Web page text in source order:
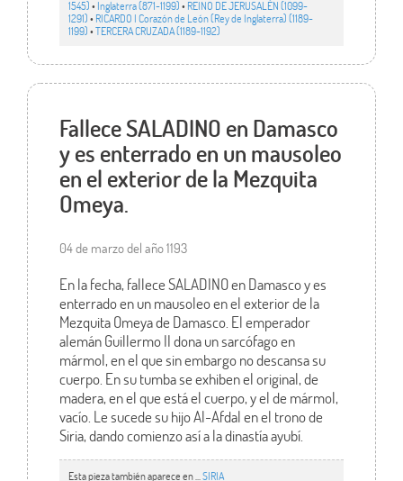
1545)• Inglaterra (871-1199)• REINO DE JERUSALÉN (1099-
1291)• RICARDO I Corazón de León (Rey de Inglaterra) (1189-
1199)•TERCERA CRUZADA (1189-1192)
Fallece SALADINO en Damasco
y es enterrado en un mausoleo
en el exterior de la Mezquita
Omeya.
04 de marzo del año 1193
En la fecha, fallece SALADINO en Damasco y es
enterrado en un mausoleo en el exterior de la
Mezquita Omeya de Damasco. El emperador
alemán Guillermo II dona un sarcófago en
mármol, en el que sin embargo no descansa su
cuerpo. En su tumba se exhiben el original, de
madera, en el que está el cuerpo, y el de mármol,
vacío. Le sucede su hijo Al-Afdal en el trono de
Siria, dando comienzo así a la dinastía ayubí.
Esta pieza también aparece en ... SIRIA